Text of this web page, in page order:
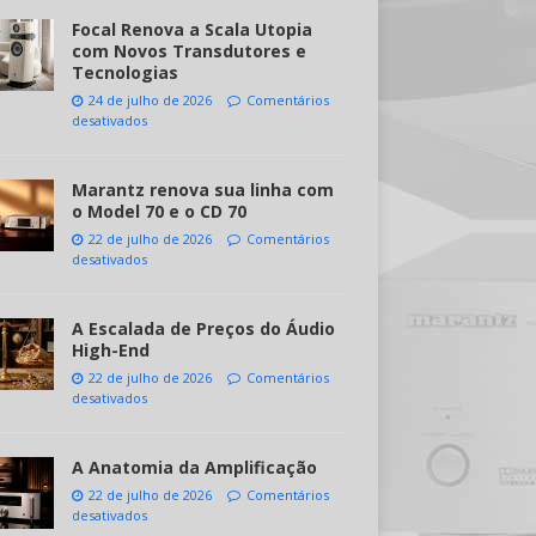
Focal Renova a Scala Utopia
com Novos Transdutores e
Tecnologias
24 de julho de 2026
Comentários
desativados
Marantz renova sua linha com
o Model 70 e o CD 70
22 de julho de 2026
Comentários
desativados
A Escalada de Preços do Áudio
High-End
22 de julho de 2026
Comentários
desativados
A Anatomia da Amplificação
22 de julho de 2026
Comentários
desativados